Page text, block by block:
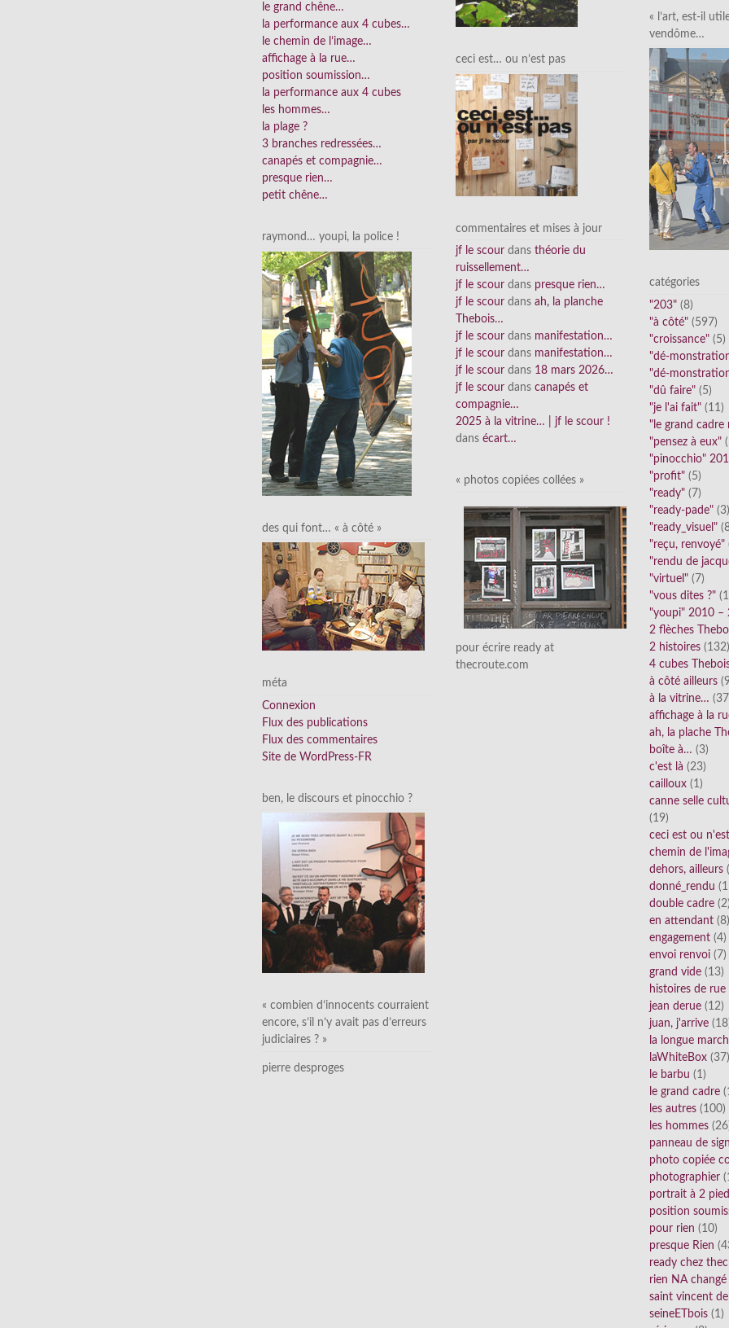
le grand chêne…
la performance aux 4 cubes…
le chemin de l’image…
affichage à la rue…
position soumission…
la performance aux 4 cubes
les hommes…
la plage ?
3 branches redressées…
canapés et compagnie…
presque rien…
petit chêne…
raymond… youpi, la police !
des qui font… « à côté »
méta
Connexion
Flux des publications
Flux des commentaires
Site de WordPress-FR
ben, le discours et pinocchio ?
« combien d’innocents courraient
encore, s’il n’y avait pas d’erreurs
judiciaires ? »
pierre desproges
ceci est… ou n’est pas
commentaires et mises à jour
jf le scour dans théorie du
ruissellement…
jf le scour dans presque rien…
jf le scour dans ah, la planche
Thebois…
jf le scour dans manifestation…
jf le scour dans manifestation…
jf le scour dans 18 mars 2026…
jf le scour dans canapés et
compagnie…
2025 à la vitrine… | jf le scour !
dans écart…
« photos copiées collées »
pour écrire ready at
thecroute.com
« l’art, est-il
vendôme…
catégories
"203" (8)
"à côté" (597)
"croissance" (5)
"dé-
"dé-
"dû faire" (5)
"je l'ai fait" (11)
"le grand cadre
"pensez à eux"
"pinocchio"
"profit" (5)
"ready" (7)
"ready-pade" (3)
"ready_visuel"
"reçu, renvoyé"
"rendu de
"virtuel" (7)
"vous dites ?"
"youpi" 2010 –
2 flèches
2 histoires (132)
4 cubes
à côté ailleurs
à la vitrine…
affichage à la
ah, la plache
boîte à… (3)
c'est là (23)
cailloux (1)
canne selle
(19)
ceci est ou
chemin de
dehors, ailleurs
donné_rendu
double cadre
en attendant (8)
engagement (4)
envoi renvoi (7)
grand vide (13)
histoires de rue
jean derue (12)
juan, j'arrive
la longue
laWhiteBox (37)
le barbu (1)
le grand cadre
les autres (100)
les hommes
panneau de
photo copiée
photographier
portrait à 2
position
pour rien (10)
presque Rien
ready chez
rien NA changé
saint vincent
seineETbois (1)